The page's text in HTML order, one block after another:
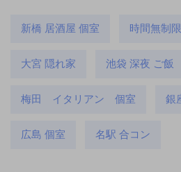
新橋 居酒屋 個室 時間無制
大宮 隠れ家 池袋 深夜 ご飯
梅田 イタリアン 個室 銀
広島 個室 名駅 合コン